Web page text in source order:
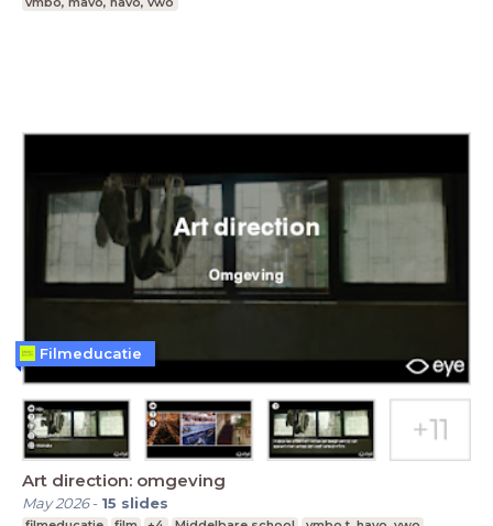
Art direction: omgeving
May 2026- 15 slides
Filmeducatie